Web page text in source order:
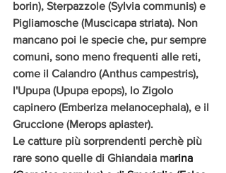
borin), Sterpazzole (Sylvia communis) e
Pigliamosche (Muscicapa striata). Non
mancano poi le specie che, pur sempre
comuni, sono meno frequenti alle reti,
come il Calandro (Anthus campestris),
l'Upupa (Upupa epops), lo Zigolo
capinero (Emberiza melanocephala), e il
Gruccione (Merops apiaster).
Le catture più sorprendenti perchè più
rare sono quelle di Ghiandaia marina